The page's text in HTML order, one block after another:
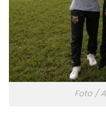
Foto /